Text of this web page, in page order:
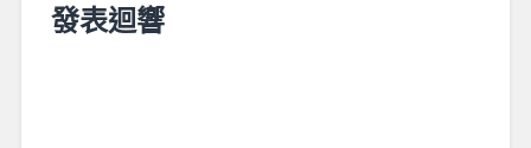
發表迴響